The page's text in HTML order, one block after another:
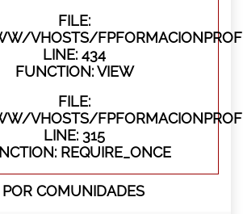
FILE:
VHOSTS/
LINE: 434
FUNCTION: VIEW
FILE:
VHOSTS/
LINE: 315
REQUIRE_ONCE
POR COMUNIDADES